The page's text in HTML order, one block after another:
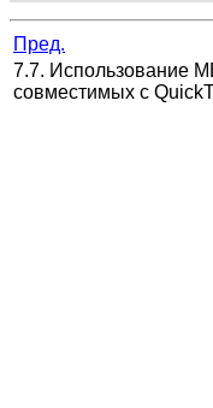
Пред.
7.7. Использование
совместимых с